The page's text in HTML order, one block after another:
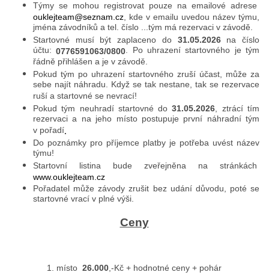
Týmy se mohou registrovat pouze na emailové adrese
ouklejteam@seznam.cz, kde v emailu uvedou název týmu,
jména závodníků a tel. číslo ...tým má rezervaci v závodě.
Startovné musí být zaplaceno do 31.05.2026na číslo
účtu:0776591063/0800. Po uhrazení startovného je tým
řádně přihlášen a je v závodě.
Pokud tým po uhrazení startovného zruší účast, může za
sebe najít náhradu. Když se tak nestane, tak se rezervace
ruší a startovné se nevrací!
Pokud tým neuhradí startovné do31.05.2026, ztrácí tím
rezervaci a na jeho místo postupuje první náhradní tým
v pořadí.
Do poznámky pro příjemce platby je potřeba uvést název
týmu!
Startovní listina bude zveřejněna na stránkách
www.ouklejteam.cz
Pořadatel může závody zrušit bez udání důvodu, poté se
startovné vrací v plné výši.
Ceny
1. místo 26.000,-Kč + hodnotné ceny + pohár